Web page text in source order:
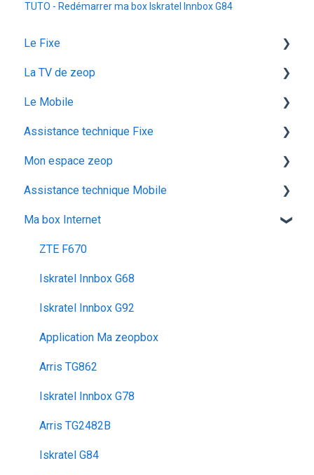
TUTO - Redémarrer ma box Iskratel Innbox G84
Le Fixe
Facturation
Les services
Gestion email
Offres et Options
La TV de zeop
Les bouquets chaines en option
Plateforme streaming - SVOD
Programmes et chaines
Le Mobile
configuration ios
Mon abonnement
configuration android
utiliser la messagerie vocale
configuration activation sim
voyager
Assistance technique Fixe
recuperation achat vod est
audiodescription aveugle malvoyant
ocs go
Mon espace zeop
Carte SIM
Déménagement
Mes Cadeaux
Assistance technique Mobile
Les appels
Réseau & internet
SMS / MMS
Ma box Internet
ZTE F670
Iskratel Innbox G68
Iskratel Innbox G92
Application Ma zeopbox
Arris TG862
Iskratel Innbox G78
Arris TG2482B
Iskratel G84